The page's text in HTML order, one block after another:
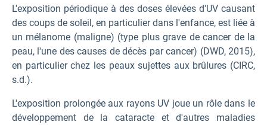
L'exposition périodique à des doses élevées d'UV causant
des coups de soleil, en particulier dans l'enfance, est liée à
un mélanome (maligne) (type plus grave de cancer de la
peau, l'une des causes de décès par cancer) (DWD, 2015),
en particulier chez les peaux sujettes aux brûlures (CIRC,
s.d.).
L'exposition prolongée aux rayons UV joue un rôle dans le
développement de la cataracte et d'autres maladies